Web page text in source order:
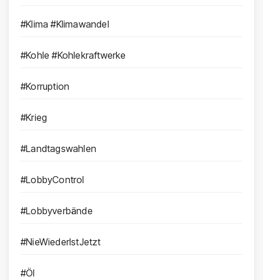
#Klima #Klimawandel
#Kohle #Kohlekraftwerke
#Korruption
#Krieg
#Landtagswahlen
#LobbyControl
#Lobbyverbände
#NieWiederIstJetzt
#Öl